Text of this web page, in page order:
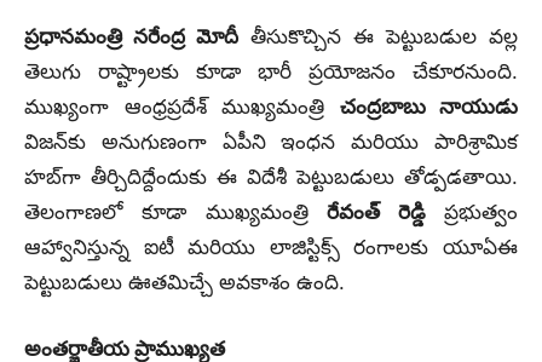
ప్రధానమంత్రి నరేంద్ర మోదీ తీసుకొచ్చిన ఈ పెట్టుబడుల వల్ల
తెలుగు రాష్ట్రాలకు కూడా భారీ ప్రయోజనం చేకూరనుంది.
ముఖ్యంగా ఆంధ్రప్రదేశ్ ముఖ్యమంత్రి చంద్రబాబు నాయుడు
విజన్‌కు అనుగుణంగా ఏపీని ఇంధన మరియు పారిశ్రామిక
హబ్‌గా తీర్చిదిద్దేందుకు ఈ విదేశీ పెట్టుబడులు తోడ్పడతాయి.
తెలంగాణలో కూడా ముఖ్యమంత్రిరేవంత్ రెడ్డిప్రభుత్వం
ఆహ్వానిస్తున్న ఐటీ మరియు లాజిస్టిక్స్ రంగాలకు యూఏఈ
పెట్టుబడులు ఊతమిచ్చే అవకాశం ఉంది.
అంతర్జాతీయ ప్రాముఖ్యత